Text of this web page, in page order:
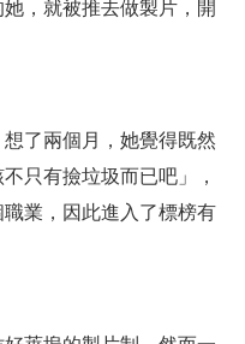
，就被推去做製片，開
了兩個月，她覺得既然
只有撿垃圾而已吧」，
業，因此進入了標榜有